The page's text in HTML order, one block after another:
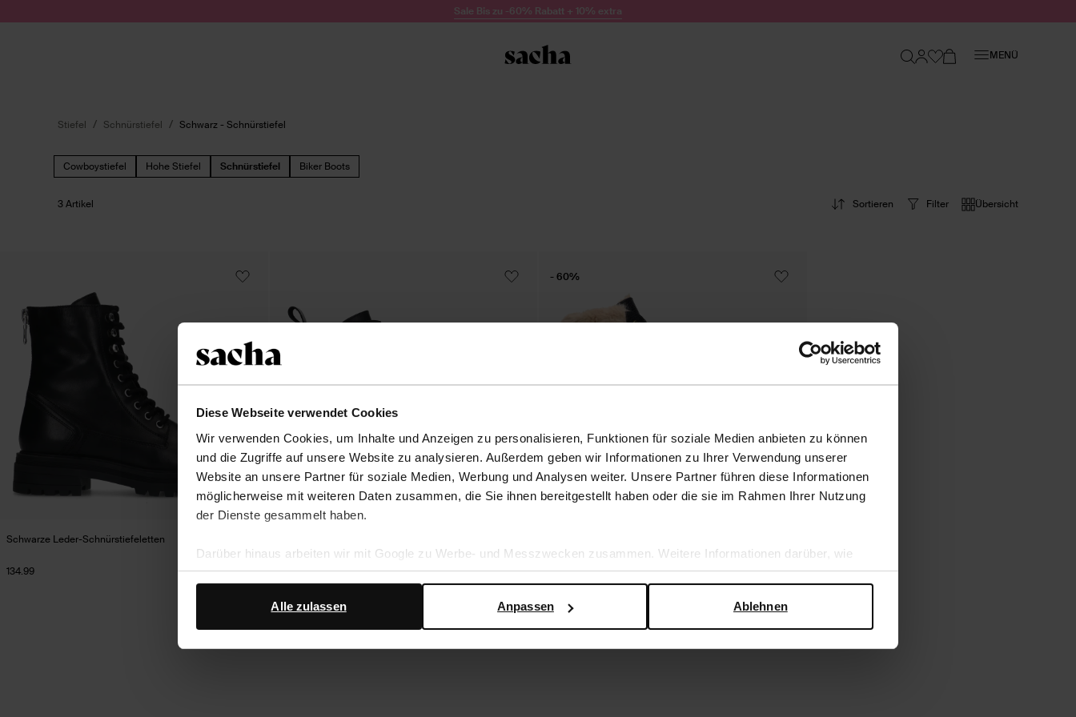
Diese Webseite verwendet Cookies
Wir verwenden Cookies, um Inhalte und Anzeigen zu personalisieren, Funktionen für soziale Medien anbieten zu können
und die Zugriffe auf unsere Website zu analysieren. Außerdem geben wir Informationen zu Ihrer Verwendung unserer
Website an unsere Partner für soziale Medien, Werbung und Analysen weiter. Unsere Partner führen diese Informationen
möglicherweise mit weiteren Daten zusammen, die Sie ihnen bereitgestellt haben oder die sie im Rahmen Ihrer Nutzung
der Dienste gesammelt haben.
Darüber hinaus arbeiten wir mit Google zu Werbe- und Messzwecken zusammen. Weitere Informationen darüber, wie
Google Ihre personenbezogenen Daten verwendet, finden Sie auf derSeite zur geschäftlichen Sicherheit und zum
Ablehnen
Anpassen
Alle zulassen
Sale Bis zu -60% Rabatt + 10% extra
MENÜ
Stiefel Schnürstiefel Schwarz - Schnürstiefel
Cowboystiefel Hohe Stiefel Schnürstiefel Biker Boots
Filter Übersicht
3 Artikel Sortieren
Schwarze Leder-Schnürstiefeletten
134.99 144.99 135.00
54.00
- 60%